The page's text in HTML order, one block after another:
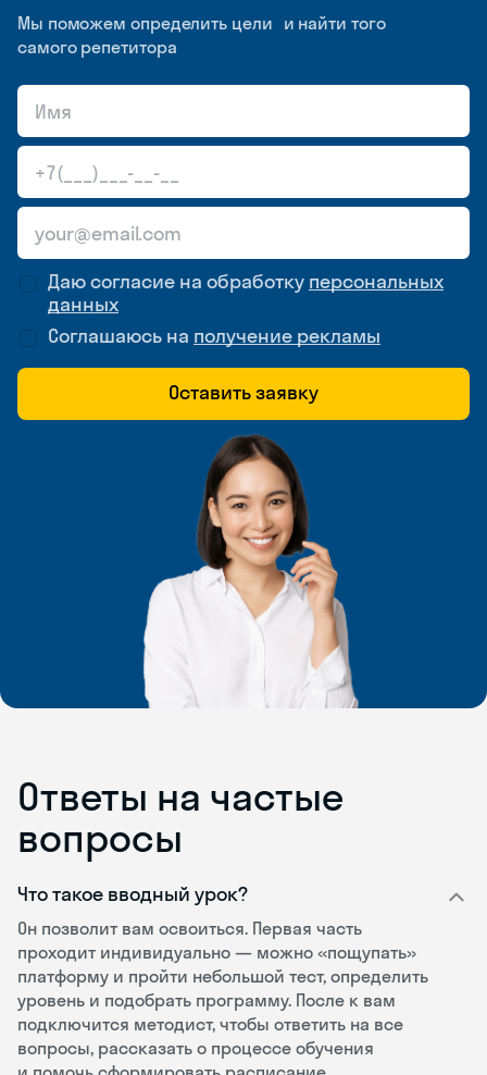
Мы поможем определить цели и найти того
самого репетитора
Даю согласие на обработку персональных
данных
Соглашаюсь на получение рекламы
Оставить заявку
Ответы на частые
вопросы
Что такое вводный урок?
Он позволит вам освоиться. Первая часть
проходит индивидуально — можно «пощупать»
платформу и пройти небольшой тест, определить
уровень и подобрать программу. После к вам
подключится методист, чтобы ответить на все
вопросы, рассказать о процессе обучения